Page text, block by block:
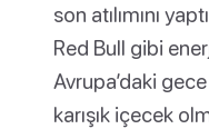
son atılımını
Red Bull gibi
Avrupa’daki
karışık içecek